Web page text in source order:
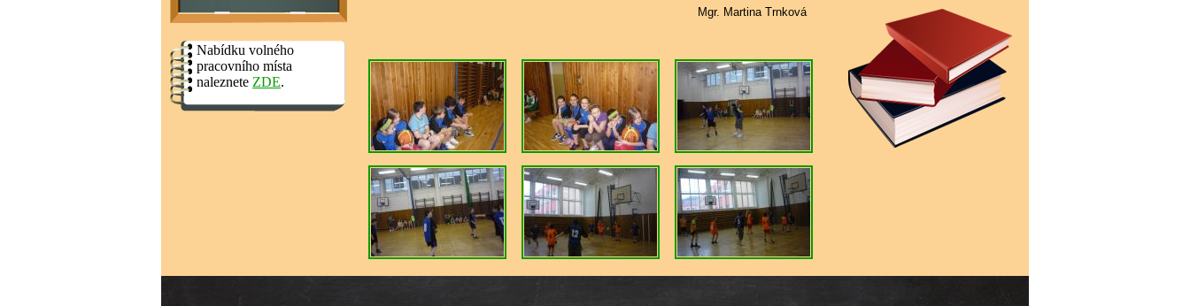
Nabídku volného
pracovního místa
naleznete ZDE.
Mgr. Martina Trnková